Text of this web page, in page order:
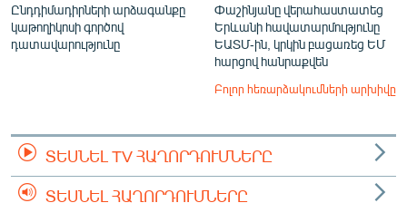
Ընդդիմադիրների արձագանքը
կաթողիկոսի գործով
դատավարությունը
Փաշինյանը վերահաստատեց
Երևանի հավատարմությունը
ԵԱՏՄ-ին, կրկին բացառեց ԵՄ
հարցով հանրաքվեն
Բոլոր հեռարձակումների արխիվը
ՏԵՍՆԵԼ TV ՀԱՂՈՐԴՈՒՄՆԵՐԸ
ՏԵՍՆԵԼ ՀԱՂՈՐԴՈՒՄՆԵՐԸ